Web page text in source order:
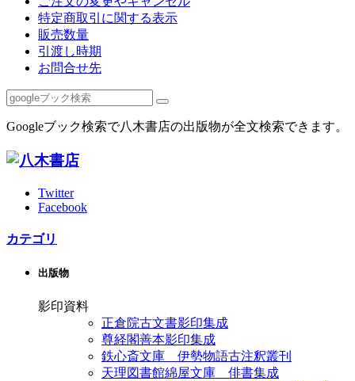
特定商取引に関する表示
販売数量
引渡し時期
お問合せ先
Googleブック検索で八木書店の出版物が全文検索できます。
Twitter
Facebook
カテゴリ
出版物
影印資料
正倉院古文書影印集成
尊経閣善本影印集成
鉄心斎文庫 伊勢物語古注釈叢刊
天理図書館綿屋文庫 俳書集成